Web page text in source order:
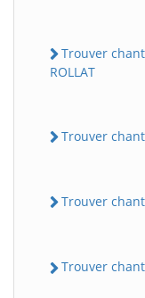
Trouver
ROLLAT
Trouver
Trouver
Trouver